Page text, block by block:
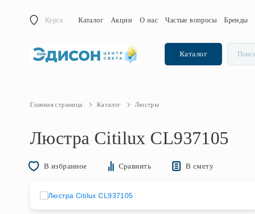
Курск Каталог Акции О нас Частые вопросы Бренды
Каталог
Главная страница Каталог Люстры
Люстра Citilux CL937105
В избранное Сравнить В смету